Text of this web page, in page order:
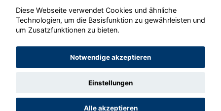
© konjunkturmotor.de GmbH 2020 - 2026
Diese Webseite verwendet Cookies und ähnliche
Technologien, um die Basisfunktion zu gewährleisten und
um Zusatzfunktionen zu bieten.
Notwendige akzeptieren
Einstellungen
Alle akzeptieren